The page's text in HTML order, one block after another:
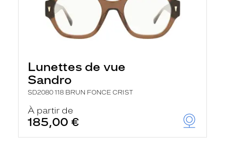
Lunettes de vue
Sandro
SD2080 118 BRUN FONCE CRIST
À partir de
185,00 €